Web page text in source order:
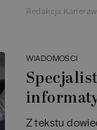
Redakcja
WIADOMOŚCI
Z tekstu